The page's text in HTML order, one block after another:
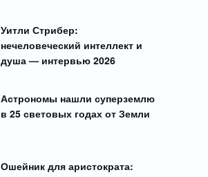
Уитли Стрибер:
нечеловеческий интеллект и
душа — интервью 2026
Астрономы нашли суперземлю
в 25 световых годах от Земли
Ошейник для аристократа: